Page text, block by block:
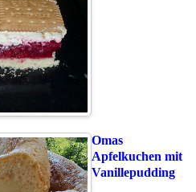
Omas
Apfelkuchen mit
Vanillepudding